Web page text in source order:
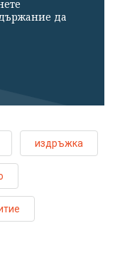
да
издръжка